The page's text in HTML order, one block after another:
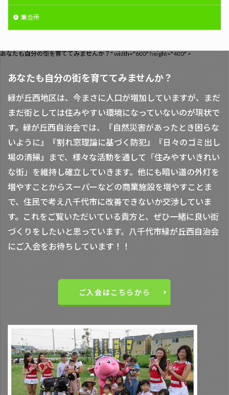
集会所
あなたも自分の街を育ててみませんか？" width="600" height="400" >
あなたも自分の街を育ててみませんか？
緑が丘西地区は、今まさに人口が増加していますが、まだ
まだ街としては住みやすい環境になっていないのが現状で
す。緑が丘西自治会では、『自然災害があったとき困らな
いように』『割れ窓理論に基づく防犯』『日々のゴミ出し
場の清掃』まで、様々な活動を通して「住みやすいきれい
な街」を維持し確立していきます。他にも暗い道の外灯を
増やすことからスーパーなどの商業施設を増やすことま
で、住民で考え八千代市に改善できないか交渉していま
す。これをご覧いただいている貴方と、ぜひ一緒に良い街
づくりをしたいと思っています。八千代市緑が丘西自治会
にご入会をお待ちしています！！
ご入会はこちらから